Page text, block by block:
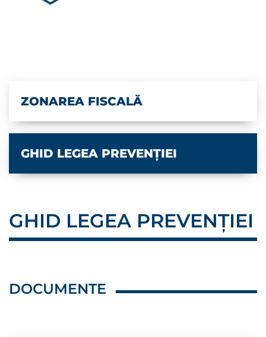
ZONAREA FISCALĂ
GHID LEGEA PREVENȚIEI
GHID LEGEA PREVENȚIEI
DOCUMENTE